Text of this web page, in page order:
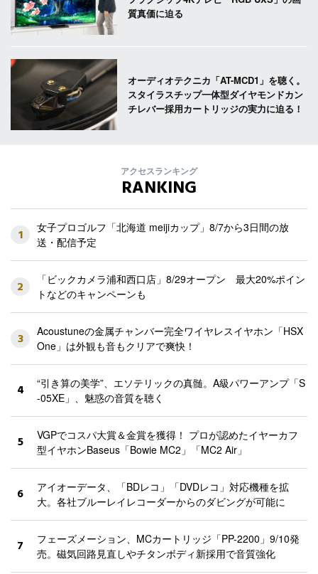
質真価に迫る
オーディオテクニカ「AT-MCD1」を聴く。
スタイラスチップ一体型ダイヤモンドカン
チレバー採用カートリッジの実力に迫る！
アクセスランキング
RANKING
1
女子プロゴルフ「北海道 meijiカップ」8/7から3日間の放
送・配信予定
2
「ビックカメラ浦和西口店」8/29オープン 最大20%ポイン
トなどのキャンペーンも
3
Acoustuneの金属チャンバー完全ワイヤレスイヤホン「HSX
One」は外観も音もクリアで爽快！
4
“引き算の美学”、エソテリックの真髄。A級パワーアンプ「S
-05XE」、魅惑の音質を聴く
5
VGPでコスパ大賞＆金賞を獲得！ プロが認めたイヤーカフ
型イヤホンBaseus「Bowie MC2」「MC2 Air」
6
アイオーデータ、「BDレコ」「DVDレコ」対応機種を拡
大。各社ブルーレイレコーダーからのダビングが可能に
7
フェーズメーション、MCカートリッジ「PP-2200」9/10発
売。磁気回路見直しやチタンボディ新採用で音質強化